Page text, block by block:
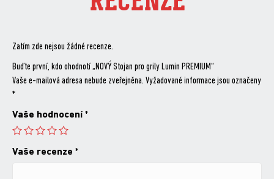
Zatím zde nejsou žádné recenze.
Buďte první, kdo ohodnotí „NOVÝ Stojan pro grily Lumin PREMIUM“
Vaše e-mailová adresa nebude zveřejněna. Vyžadované informace jsou označeny
*
Vaše hodnocení *
Vaše recenze *